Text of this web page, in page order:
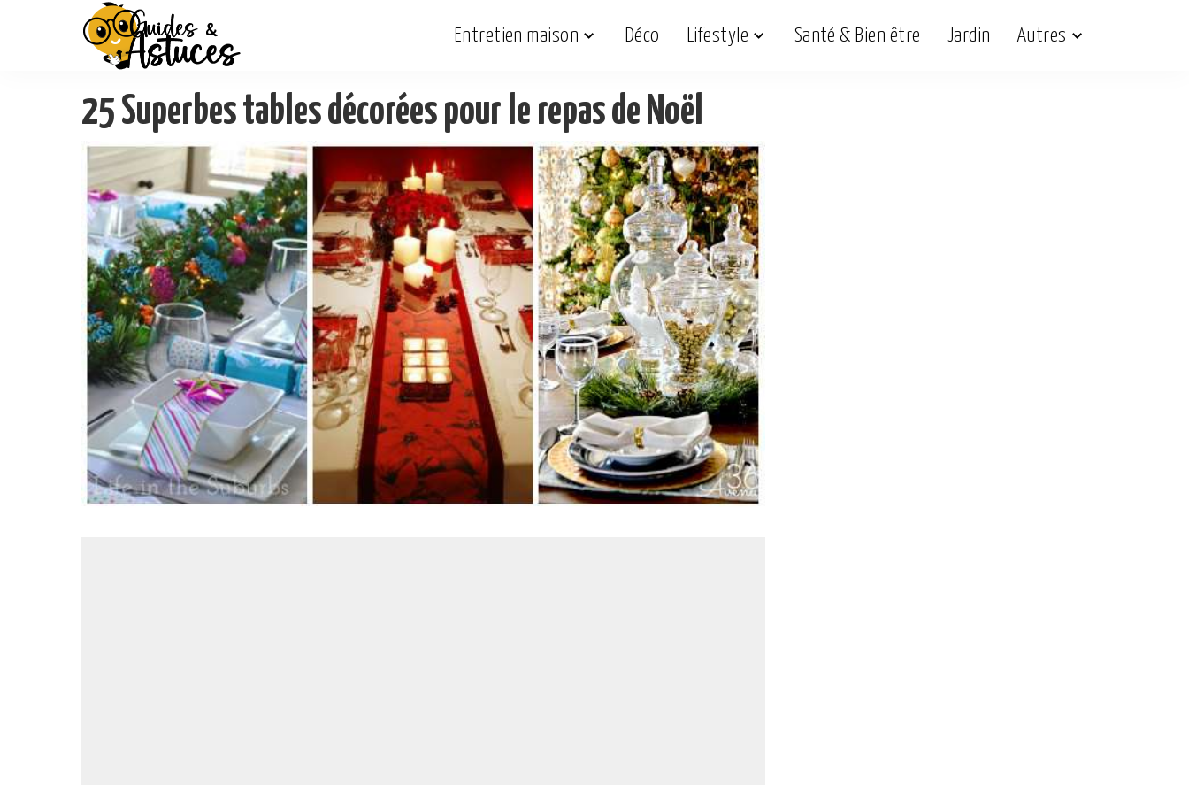
Entretien maison Déco Lifestyle Santé & Bien être Jardin Autres
25 Superbes tables décorées pour le repas de Noël